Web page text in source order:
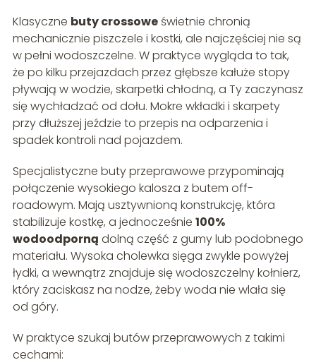
Klasyczne buty crossoweświetnie chronią
mechanicznie piszczele i kostki, ale najczęściej nie są
w pełni wodoszczelne. W praktyce wygląda to tak,
że po kilku przejazdach przez głębsze kałuże stopy
pływają w wodzie, skarpetki chłodną, a Ty zaczynasz
się wychładzać od dołu. Mokre wkładki i skarpety
przy dłuższej jeździe to przepis na odparzenia i
spadek kontroli nad pojazdem.
Specjalistyczne buty przeprawowe przypominają
połączenie wysokiego kalosza z butem off-
roadowym. Mają usztywnioną konstrukcję, która
stabilizuje kostkę, a jednocześnie 100%
wodoodporną dolną część z gumy lub podobnego
materiału. Wysoka cholewka sięga zwykle powyżej
łydki, a wewnątrz znajduje się wodoszczelny kołnierz,
który zaciskasz na nodze, żeby woda nie wlała się
od góry.
W praktyce szukaj butów przeprawowych z takimi
cechami: